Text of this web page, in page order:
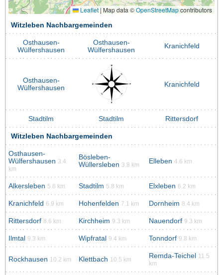
Leaflet | Map data ©OpenStreetMapcontributors
Witzleben Nachbargemeinden
Osthausen-
Wülfershausen
Osthausen-
Wülfershausen
Kranichfeld
Osthausen-
Wülfershausen
Kranichfeld
Stadtilm Stadtilm Rittersdorf
Witzleben Nachbargemeinden
Osthausen-
Wülfershausen 3.4
km
Bösleben-
Wüllersleben 3.8 km Elleben 4.6 km
Alkersleben 5.6 km Stadtilm 5.8 km Elxleben 6.2 km
Kranichfeld 6.9 km Hohenfelden 7.1 km Dornheim 8.4 km
Rittersdorf 8.6 km Kirchheim 9.3 km Nauendorf 9.3 km
Ilmtal 9.3 km Wipfratal 9.4 km Tonndorf 9.8 km
Rockhausen 10.2 km Klettbach 10.5 km Remda-Teichel
11.5
km